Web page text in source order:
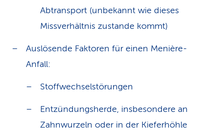
Abtransport (unbekannt wie dieses
Missverhältnis zustande kommt)
Auslösende Faktoren für einen Menière-
Anfall:
Stoffwechselstörungen
Entzündungsherde, insbesondere an
Zahnwurzeln oder in der Kieferhöhle